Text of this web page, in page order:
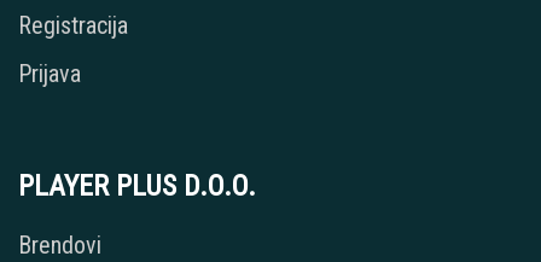
Registracija
Prijava
PLAYER PLUS D.O.O.
Brendovi